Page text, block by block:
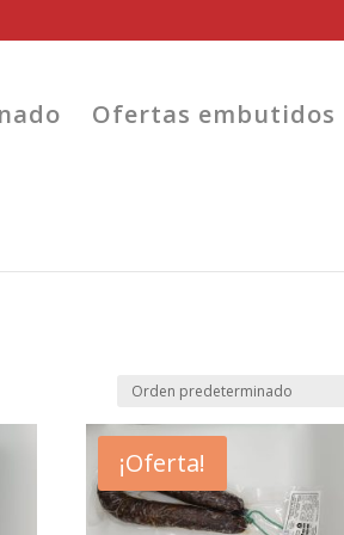
Ofertas embutidos
¡Oferta!